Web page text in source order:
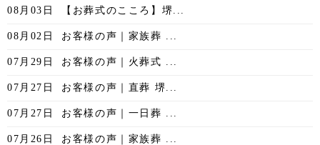
08月03日 【お葬式のこころ】堺...
08月02日 お客様の声｜家族葬 ...
07月29日 お客様の声｜火葬式 ...
07月27日 お客様の声｜直葬 堺...
07月27日 お客様の声｜一日葬 ...
07月26日 お客様の声｜家族葬 ...